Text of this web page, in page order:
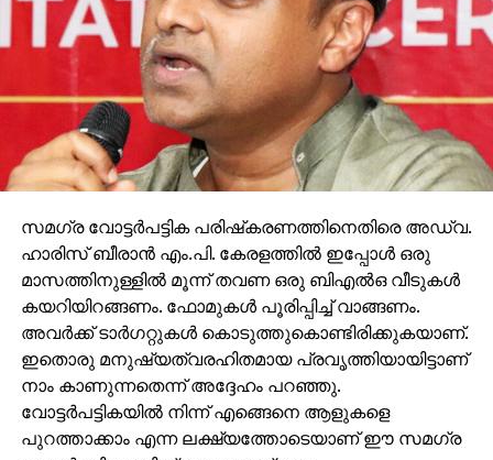
സമഗ്ര വോട്ടര്‍പട്ടിക പരിഷ്‌കരണത്തിനെതിരെ അഡ്വ.
ഹാരിസ് ബീരാന്‍ എം.പി. കേരളത്തില്‍ ഇപ്പോള്‍ ഒരു
മാസത്തിനുള്ളില്‍ മൂന്ന് തവണ ഒരു ബിഎല്‍ഒ വീടുകള്‍
കയറിയിറങ്ങണം. ഫോമുകള്‍ പൂരിപ്പിച്ച് വാങ്ങണം.
അവര്‍ക്ക് ടാര്‍ഗറ്റുകള്‍ കൊടുത്തുകൊണ്ടിരിക്കുകയാണ്.
ഇതൊരു മനുഷ്യത്വരഹിതമായ പ്രവൃത്തിയായിട്ടാണ്
നാം കാണുന്നതെന്ന് അദ്ദേഹം പറഞ്ഞു.
വോട്ടര്‍പട്ടികയില്‍ നിന്ന് എങ്ങെനെ ആളുകളെ
പുറത്താക്കാം എന്ന ലക്ഷ്യത്തോടെയാണ് ഈ സമഗ്ര